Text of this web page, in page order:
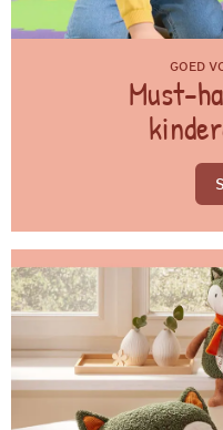
GOED
Must-